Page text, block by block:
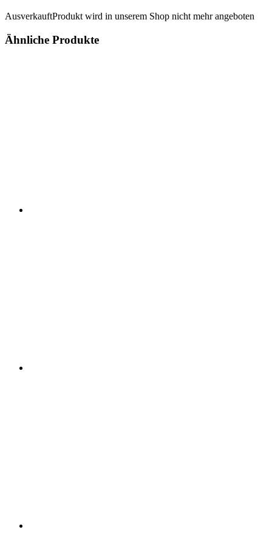
AusverkauftProdukt wird in unserem Shop nicht mehr angeboten
Ähnliche Produkte